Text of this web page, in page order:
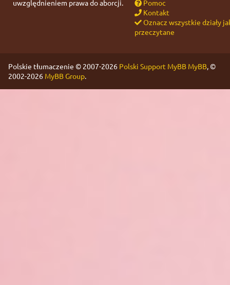
uwzględnieniem prawa do aborcji.
Pomoc
Kontakt
Oznacz wszystkie działy
przeczytane
Polskie tłumaczenie © 2007-2026 Polski Support MyBB MyBB, ©
2002-2026 MyBB Group.